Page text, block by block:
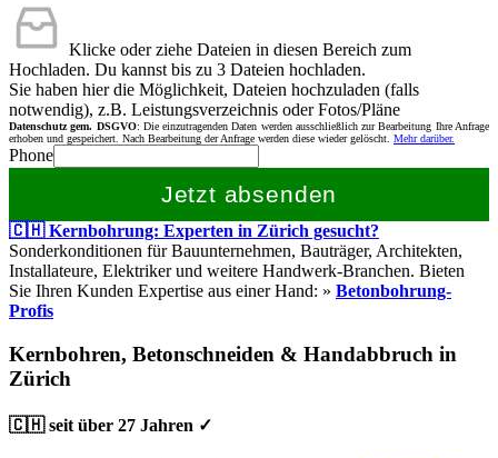
Klicke oder ziehe Dateien in diesen Bereich zum
Hochladen. Du kannst bis zu 3 Dateien hochladen.
Sie haben hier die Möglichkeit, Dateien hochzuladen (falls
notwendig), z.B. Leistungsverzeichnis oder Fotos/Pläne
Datenschutz gem. DSGVO: Die einzutragenden Daten werden ausschließlich zur Bearbeitung Ihre Anfrage
erhoben und gespeichert. Nach Bearbeitung der Anfrage werden diese wieder gelöscht. Mehr darüber.
Phone
Jetzt absenden
🇨🇭 Kernbohrung: Experten in Zürich gesucht?
Sonderkonditionen für Bauunternehmen, Bauträger, Architekten,
Installateure, Elektriker und weitere Handwerk-Branchen. Bieten
Sie Ihren Kunden Expertise aus einer Hand: » Betonbohrung-
Profis
Kernbohren, Betonschneiden & Handabbruch in
Zürich
🇨🇭 seit über 27 Jahren ✓